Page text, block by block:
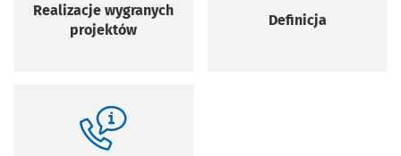
Realizacje wygranych
projektów
Definicja